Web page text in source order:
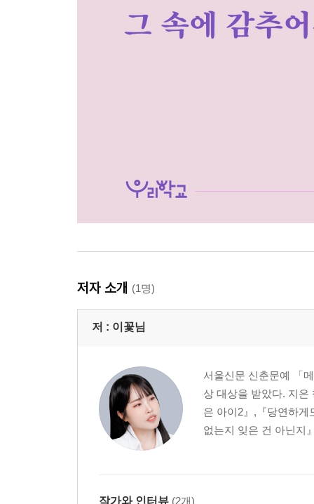
저자 소개 (1명)
저 : 이꽃님
서울신문 신춘문예 「
상 대상을 받았다. 지
은 아이2』,『당연하
없는지 잊은 건 아닌지
작가와 인터뷰 (2개)